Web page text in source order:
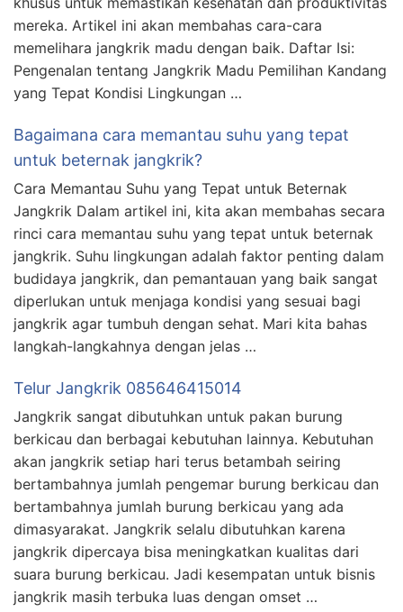
mereka. Artikel ini akan membahas cara-cara
memelihara jangkrik madu dengan baik. Daftar Isi:
Pengenalan tentang Jangkrik Madu Pemilihan Kandang
yang Tepat Kondisi Lingkungan …
Bagaimana cara memantau suhu yang tepat
untuk beternak jangkrik?
Cara Memantau Suhu yang Tepat untuk Beternak
Jangkrik Dalam artikel ini, kita akan membahas secara
rinci cara memantau suhu yang tepat untuk beternak
jangkrik. Suhu lingkungan adalah faktor penting dalam
budidaya jangkrik, dan pemantauan yang baik sangat
diperlukan untuk menjaga kondisi yang sesuai bagi
jangkrik agar tumbuh dengan sehat. Mari kita bahas
langkah-langkahnya dengan jelas …
Telur Jangkrik 085646415014
Jangkrik sangat dibutuhkan untuk pakan burung
berkicau dan berbagai kebutuhan lainnya. Kebutuhan
akan jangkrik setiap hari terus betambah seiring
bertambahnya jumlah pengemar burung berkicau dan
bertambahnya jumlah burung berkicau yang ada
dimasyarakat. Jangkrik selalu dibutuhkan karena
jangkrik dipercaya bisa meningkatkan kualitas dari
suara burung berkicau. Jadi kesempatan untuk bisnis
jangkrik masih terbuka luas dengan omset …